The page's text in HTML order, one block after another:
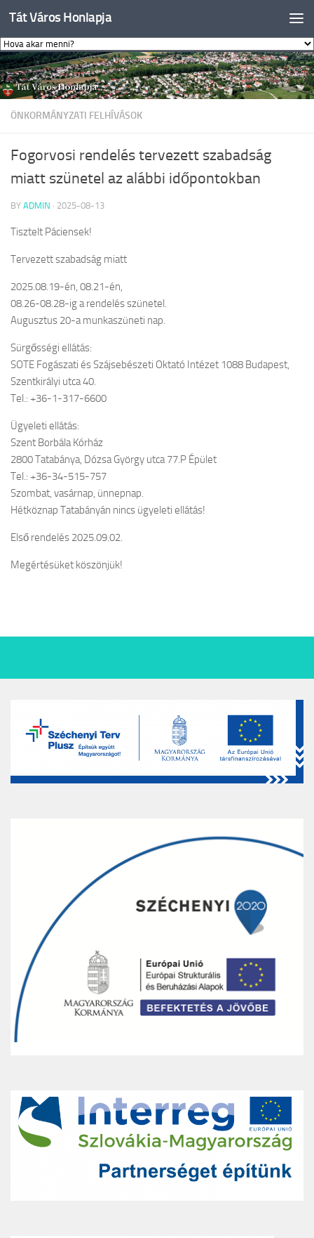
Skip to content
Tát Város Honlapja
ÖNKORMÁNYZATI FELHÍVÁSOK
Fogorvosi rendelés tervezett szabadság
miatt szünetel az alábbi időpontokban
BY ADMIN · 2025-08-13
Tisztelt Páciensek!
Tervezett szabadság miatt
2025.08.19-én, 08.21-én,
08.26-08.28-ig a rendelés szünetel.
Augusztus 20-a munkaszüneti nap.
Sürgősségi ellátás:
SOTE Fogászati és Szájsebészeti Oktató Intézet 1088 Budapest,
Szentkirályi utca 40.
Tel.: +36-1-317-6600
Ügyeleti ellátás:
Szent Borbála Kórház
2800 Tatabánya, Dózsa György utca 77.P Épület
Tel.: +36-34-515-757
Szombat, vasárnap, ünnepnap.
Hétköznap Tatabányán nincs ügyeleti ellátás!
Első rendelés 2025.09.02.
Megértésüket köszönjük!